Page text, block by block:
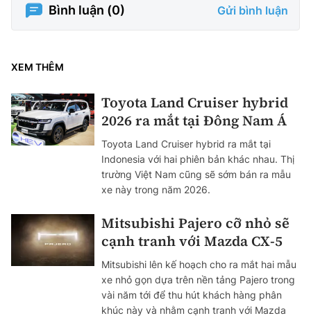
Bình luận (0) Gửi bình luận
XEM THÊM
Toyota Land Cruiser hybrid
2026 ra mắt tại Đông Nam Á
Toyota Land Cruiser hybrid ra mắt tại
Indonesia với hai phiên bản khác nhau. Thị
trường Việt Nam cũng sẽ sớm bán ra mẫu
xe này trong năm 2026.
Mitsubishi Pajero cỡ nhỏ sẽ
cạnh tranh với Mazda CX-5
Mitsubishi lên kế hoạch cho ra mắt hai mẫu
xe nhỏ gọn dựa trên nền tảng Pajero trong
vài năm tới để thu hút khách hàng phân
khúc này và nhằm cạnh tranh với Mazda